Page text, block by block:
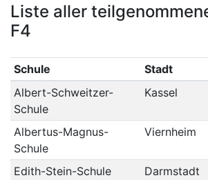
Liste aller
F4
Schule Stadt
Albert-Schweitzer-
Schule
Kassel
Albertus-Magnus-
Schule
Viernheim
Edith-Stein-Schule
Darmstadt